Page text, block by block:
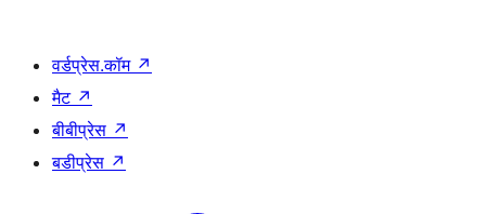
वर्डप्रेस.कॉम ↗
मैट ↗
बीबीप्रेस ↗
बडीप्रेस ↗